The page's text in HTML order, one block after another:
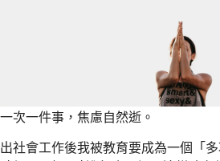
一次一件事，焦慮自然逝。
出社會工作後我被教育要成為一個「